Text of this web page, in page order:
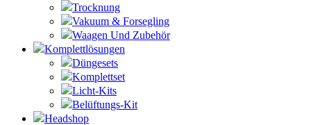
Trocknung
Vakuum & Forsegling
Waagen Und Zubehör
Komplettlösungen
Düngesets
Komplettset
Licht-Kits
Belüftungs-Kit
Headshop